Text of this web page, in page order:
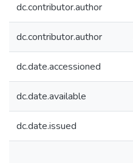
dc.contributor.author
dc.contributor.author
dc.date.accessioned
dc.date.available
dc.date.issued